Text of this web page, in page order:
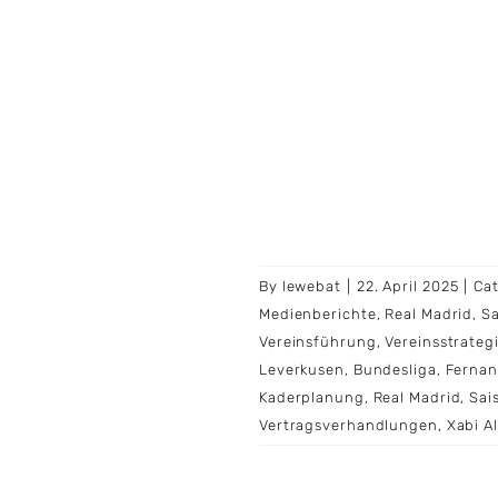
By lewebat 22. April 2025
Medienberichte, Real Madrid ,
Vereinsführung ,
Leverkusen , Bundesliga ,
Kaderplanung , Real Madrid,
Vertragsverhandlungen , Xabi